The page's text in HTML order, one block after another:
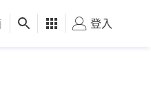
健康 好食玩飛
登入